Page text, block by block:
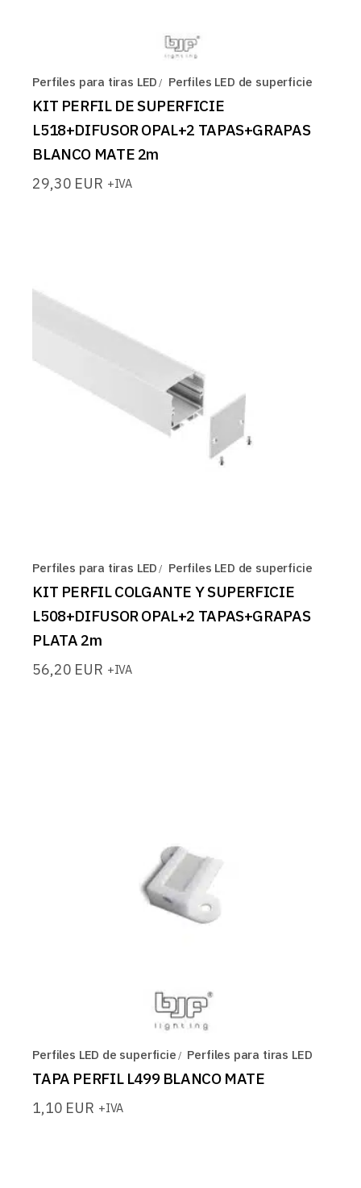
Perfiles para tiras LED Perfiles LED de superficie
KIT PERFIL DE SUPERFICIE
L518+DIFUSOR OPAL+2 TAPAS+GRAPAS
BLANCO MATE 2m
29,30 EUR +IVA
Perfiles para tiras LED Perfiles LED de superficie
KIT PERFIL COLGANTE Y SUPERFICIE
L508+DIFUSOR OPAL+2 TAPAS+GRAPAS
PLATA 2m
56,20 EUR +IVA
Perfiles LED de superficie Perfiles para tiras LED
TAPA PERFIL L499 BLANCO MATE
1,10 EUR +IVA